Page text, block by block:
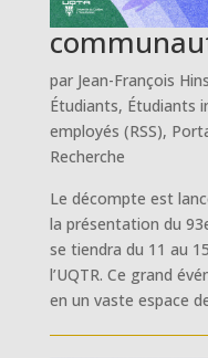
par Jean-François
Étudiants, Étudiants
employés (RSS),
Recherche
Le décompte est
la présentation du
se tiendra du 11 au
l’UQTR. Ce grand
en un vaste espace